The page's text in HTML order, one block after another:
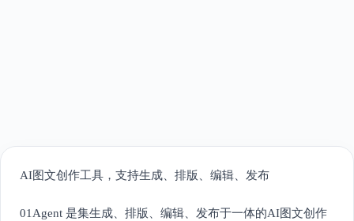
AI图文创作工具，支持生成、排版、编辑、发布
01Agent 是集生成、排版、编辑、发布于一体的AI图文创作